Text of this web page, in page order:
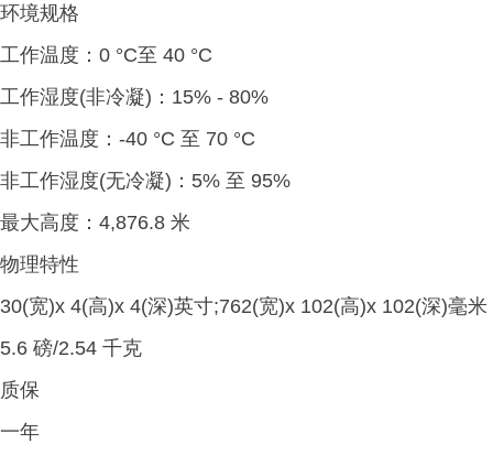
环境规格
工作温度：0 °C至 40 °C
工作湿度(非冷凝)：15% - 80%
非工作温度：-40 °C 至 70 °C
非工作湿度(无冷凝)：5% 至 95%
最大高度：4,876.8 米
物理特性
30(宽)x 4(高)x 4(深)英寸;762(宽)x 102(高)x 102(深)毫米
5.6 磅/2.54 千克
质保
一年